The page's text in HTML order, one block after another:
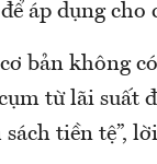
áp dụng cho
bản không
từ lãi suất
tiền tệ”,